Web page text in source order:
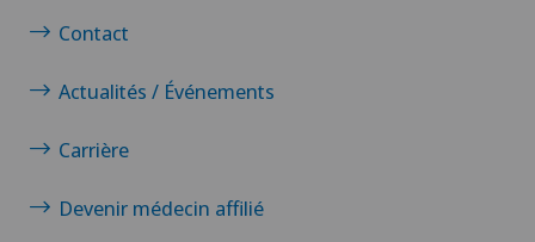
Contact
Actualités / Événements
Carrière
Devenir médecin affilié